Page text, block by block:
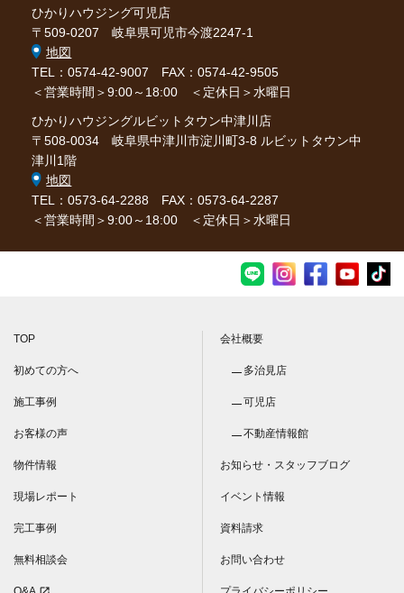
ひかりハウジング可児店
〒509-0207 岐阜県可児市今渡2247-1
地図
TEL：0574-42-9007 FAX：0574-42-9505
＜営業時間＞9:00～18:00 ＜定休日＞水曜日
ひかりハウジングルビットタウン中津川店
〒508-0034 岐阜県中津川市淀川町3-8 ルビットタウン中
津川1階
地図
TEL：0573-64-2288 FAX：0573-64-2287
＜営業時間＞9:00～18:00 ＜定休日＞水曜日
TOP
初めての方へ
施工事例
お客様の声
物件情報
現場レポート
完工事例
無料相談会
会社概要
多治見店
可児店
不動産情報館
お知らせ・スタッフブログ
イベント情報
資料請求
お問い合わせ